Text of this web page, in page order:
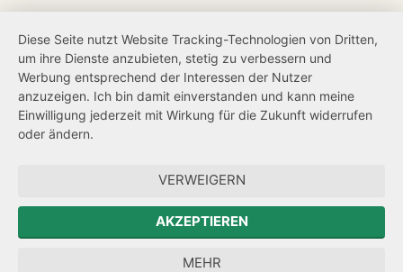
Netiquette
Transparenzanspruch
Hinweisgeberschutz
Forum Mitteleuropa
Der Sächsische Integrationsbeauftragte
Sächsische Landesbeauftragte zur Aufarbeitung der SED-
Diese Seite nutzt Website Tracking-Technologien von Dritten,
um ihre Dienste anzubieten, stetig zu verbessern und
Werbung entsprechend der Interessen der Nutzer
anzuzeigen. Ich bin damit einverstanden und kann meine
Einwilligung jederzeit mit Wirkung für die Zukunft widerrufen
oder ändern.
VERWEIGERN
AKZEPTIEREN
MEHR